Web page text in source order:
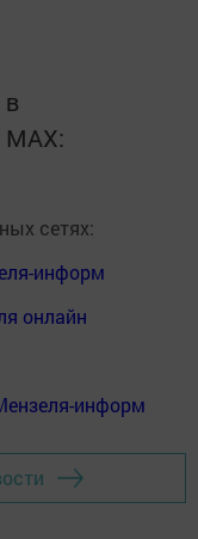
MАХ:
сетях:
информ
онлайн
информ